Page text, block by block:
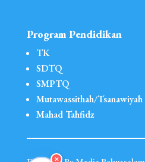
Program Pendidikan
TK
SDTQ
SMPTQ
Mutawassithah/Tsanawiyah
Mahad Tahfidz
✕